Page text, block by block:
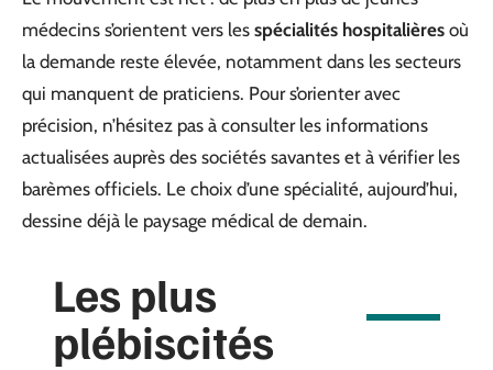
médecins s’orientent vers les spécialités hospitalières où
la demande reste élevée, notamment dans les secteurs
qui manquent de praticiens. Pour s’orienter avec
précision, n’hésitez pas à consulter les informations
actualisées auprès des sociétés savantes et à vérifier les
barèmes officiels. Le choix d’une spécialité, aujourd’hui,
dessine déjà le paysage médical de demain.
Les plus
plébiscités